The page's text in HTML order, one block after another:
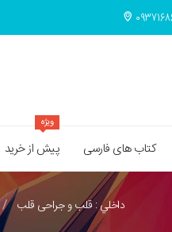
کتاب های فارسی پیش از خرید
ویژه
داخلي : قلب و جراحی قلب